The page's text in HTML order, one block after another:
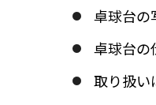
卓球台の
卓球台の
取り扱い